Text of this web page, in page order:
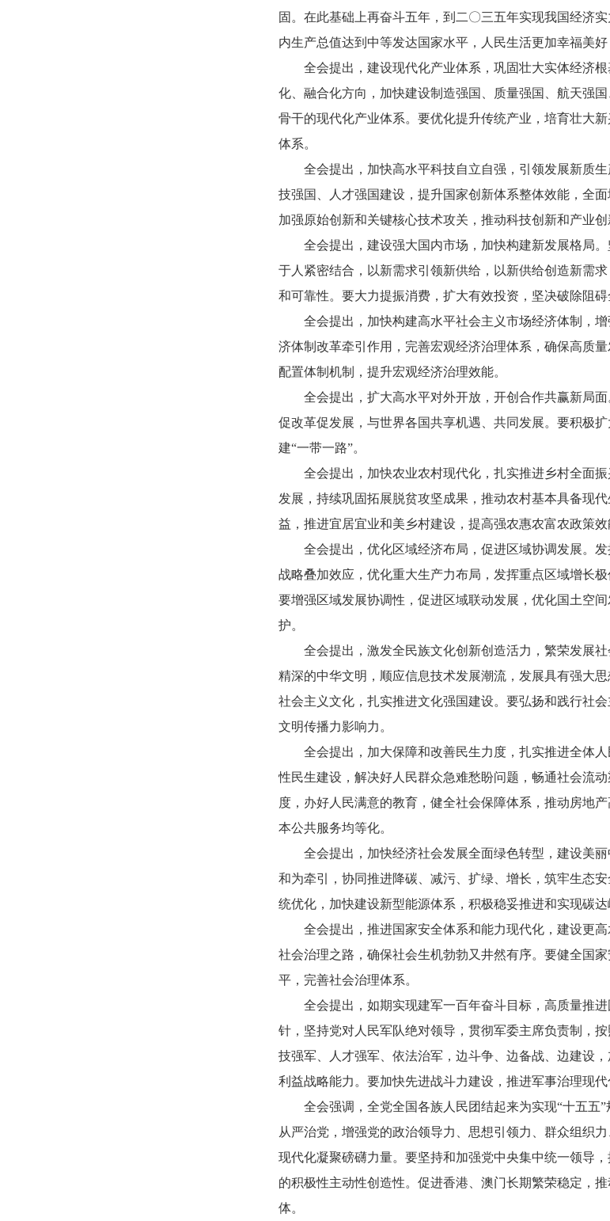
固。在此基础上再奋斗五年，到二〇三五年实现我国经济
内生产总值达到中等发达国家水平，人民生活更加幸福美好
全会提出，建设现代化产业体系，巩固壮大实体经济
化、融合化方向，加快建设制造强国、质量强国、航天强
骨干的现代化产业体系。要优化提升传统产业，培育壮大
体系。
全会提出，加快高水平科技自立自强，引领发展新质
技强国、人才强国建设，提升国家创新体系整体效能，全
加强原始创新和关键核心技术攻关，推动科技创新和产业
全会提出，建设强大国内市场，加快构建新发展格局
于人紧密结合，以新需求引领新供给，以新供给创造新需
和可靠性。要大力提振消费，扩大有效投资，坚决破除阻碍
全会提出，加快构建高水平社会主义市场经济体制，
济体制改革牵引作用，完善宏观经济治理体系，确保高质
配置体制机制，提升宏观经济治理效能。
全会提出，扩大高水平对外开放，开创合作共赢新局
促改革促发展，与世界各国共享机遇、共同发展。要积极
建“一带一路”。
全会提出，加快农业农村现代化，扎实推进乡村全面
发展，持续巩固拓展脱贫攻坚成果，推动农村基本具备现
益，推进宜居宜业和美乡村建设，提高强农惠农富农政策效
全会提出，优化区域经济布局，促进区域协调发展。
战略叠加效应，优化重大生产力布局，发挥重点区域增长
要增强区域发展协调性，促进区域联动发展，优化国土空
护。
全会提出，激发全民族文化创新创造活力，繁荣发展
精深的中华文明，顺应信息技术发展潮流，发展具有强大
社会主义文化，扎实推进文化强国建设。要弘扬和践行社
文明传播力影响力。
全会提出，加大保障和改善民生力度，扎实推进全体
性民生建设，解决好人民群众急难愁盼问题，畅通社会流
度，办好人民满意的教育，健全社会保障体系，推动房地
本公共服务均等化。
全会提出，加快经济社会发展全面绿色转型，建设美
和为牵引，协同推进降碳、减污、扩绿、增长，筑牢生态
统优化，加快建设新型能源体系，积极稳妥推进和实现碳达
全会提出，推进国家安全体系和能力现代化，建设更
社会治理之路，确保社会生机勃勃又井然有序。要健全国
平，完善社会治理体系。
全会提出，如期实现建军一百年奋斗目标，高质量推
针，坚持党对人民军队绝对领导，贯彻军委主席负责制，
技强军、人才强军、依法治军，边斗争、边备战、边建设
利益战略能力。要加快先进战斗力建设，推进军事治理现
全会强调，全党全国各族人民团结起来为实现“十五
从严治党，增强党的政治领导力、思想引领力、群众组织
现代化凝聚磅礴力量。要坚持和加强党中央集中统一领导
的积极性主动性创造性。促进香港、澳门长期繁荣稳定，
体。